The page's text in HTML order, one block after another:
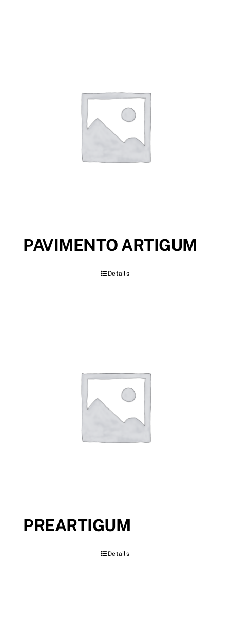
PAVIMENTO ARTIGUM
Details
PREARTIGUM
Details